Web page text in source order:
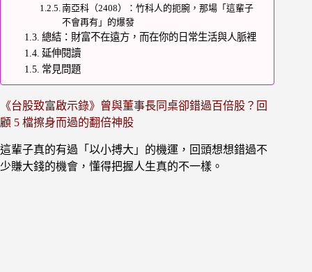
南亞科（2408）：竹科人的扼腕，那場「這輩子
不會再有」的爆發
總結：財富不在遠方，而在你的日常生活與人脈裡
延伸閱讀
常見問題
《台股致富啟示錄》曾與董事長同桌卻錯過百倍股？回
顧 5 檔擦身而過的翻倍神股
這輩子真的有過「以小搏大」的機運，回頭想想錯過不
少賺大錢的機會，懂得把握人生真的不一樣。